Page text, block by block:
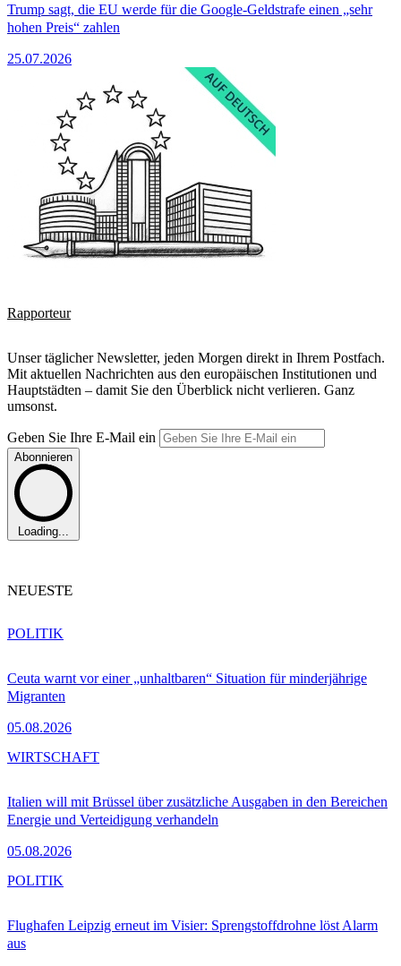
Trump sagt, die EU werde für die Google-Geldstrafe einen „sehr
hohen Preis“ zahlen
25.07.2026
Rapporteur
Unser täglicher Newsletter, jeden Morgen direkt in Ihrem Postfach.
Mit aktuellen Nachrichten aus den europäischen Institutionen und
Hauptstädten – damit Sie den Überblick nicht verlieren. Ganz
umsonst.
Geben Sie Ihre E-Mail ein
Abonnieren
Loading...
NEUESTE
Ceuta warnt vor einer „unhaltbaren“ Situation für minderjährige
Migranten
05.08.2026
POLITIK
Italien will mit Brüssel über zusätzliche Ausgaben in den Bereichen
Energie und Verteidigung verhandeln
05.08.2026
WIRTSCHAFT
Flughafen Leipzig erneut im Visier: Sprengstoffdrohne löst Alarm
aus
POLITIK